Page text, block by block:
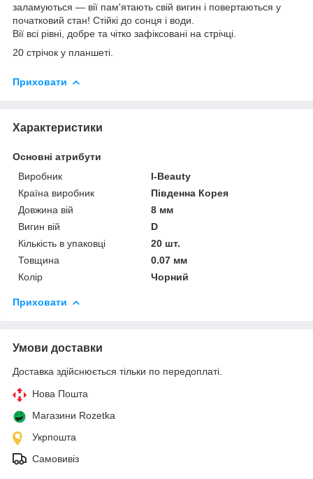
заламуються — вії пам'ятають свій вигин і повертаються у
початковий стан! Стійкі до сонця і води.
Вії всі рівні, добре та чітко зафіксовані на стрічці.
20 стрічок у планшеті.
Приховати
Характеристики
Основні атрибути
Виробник
I-Beauty
Країна виробник
Південна Корея
Довжина вій
8 мм
Вигин вій
D
Кількість в упаковці
20 шт.
Товщина
0.07 мм
Колір
Чорний
Приховати
Умови доставки
Доставка здійснюється тільки по передоплаті.
Нова Пошта
Магазини Rozetka
Укрпошта
Самовивіз